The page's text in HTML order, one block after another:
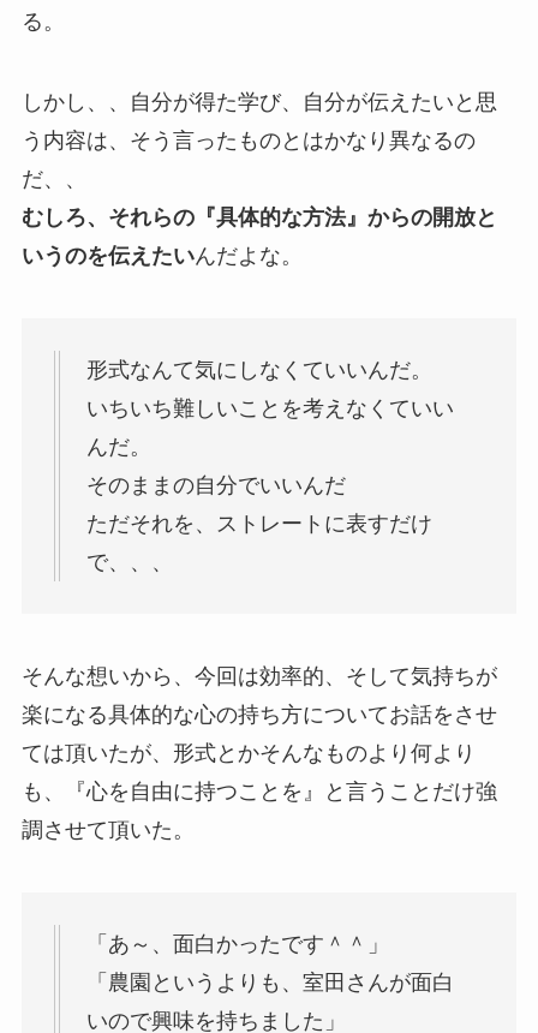
る。
しかし、、自分が得た学び、自分が伝えたいと思
う内容は、そう言ったものとはかなり異なるの
だ、、
むしろ、それらの『具体的な方法』からの開放と
いうのを伝えたいんだよな。
形式なんて気にしなくていいんだ。
いちいち難しいことを考えなくていい
んだ。
そのままの自分でいいんだ
ただそれを、ストレートに表すだけ
で、、、
そんな想いから、今回は効率的、そして気持ちが
楽になる具体的な心の持ち方についてお話をさせ
ては頂いたが、形式とかそんなものより何より
も、『心を自由に持つことを』と言うことだけ強
調させて頂いた。
「あ～、面白かったです＾＾」
「農園というよりも、室田さんが面白
いので興味を持ちました」